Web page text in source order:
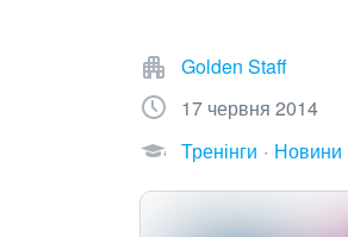
Golden Staff
17 червня 2014
Тренінги
Новини